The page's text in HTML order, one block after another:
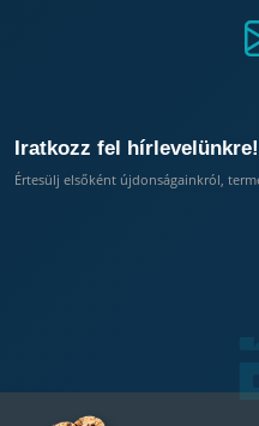
Iratkozz fel hírlevelünkre!
Értesülj elsőként újdonságainkról,